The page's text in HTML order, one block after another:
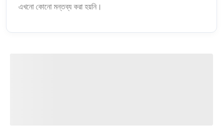
এখনো কোনো মন্তব্য করা হয়নি।